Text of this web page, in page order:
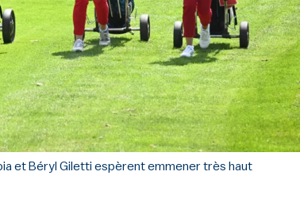
et Béryl Giletti espèrent emmener très haut